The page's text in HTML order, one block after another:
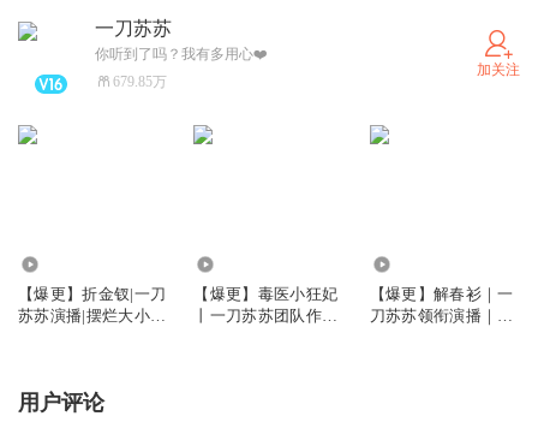
一刀苏苏
你听到了吗？我有多用心❤️
679.85万
加关注
【爆更】折金钗|一刀
苏苏演播|摆烂大小姐
【爆更】毒医小狂妃
丨一刀苏苏团队作品
【爆更】解春衫｜一
刀苏苏领衔演播｜古
用户评论